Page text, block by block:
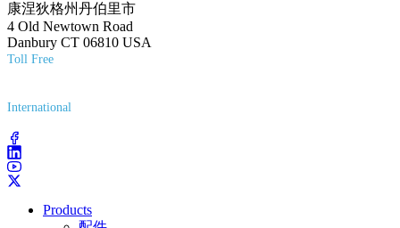
康涅狄格州丹伯里市
4 Old Newtown Road
Danbury CT 06810 USA
Toll Free
International
Products